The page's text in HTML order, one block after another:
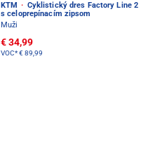
KTM · Cyklistický dres Factory Line 2
s celoprepínacím zipsom
Muži
€ 34,99
VOC*€ 89,99